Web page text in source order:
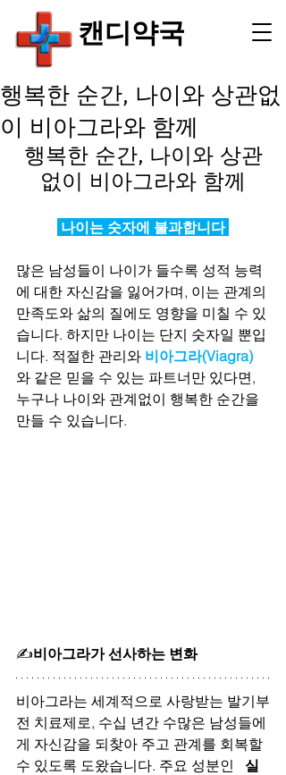
​캔디약국
행복한 순간, 나이와 상관없
이 비아그라와 함께
행복한 순간, 나이와 상관
없이 비아그라와 함께
나이는 숫자에 불과합니다
많은 남성들이 나이가 들수록 성적 능력
에 대한 자신감을 잃어가며, 이는 관계의
만족도와 삶의 질에도 영향을 미칠 수 있
습니다. 하지만 나이는 단지 숫자일 뿐입
니다. 적절한 관리와 비아그라(Viagra)
와 같은 믿을 수 있는 파트너만 있다면,
누구나 나이와 관계없이 행복한 순간을
만들 수 있습니다.
✍비아그라가 선사하는 변화
비아그라는 세계적으로 사랑받는 발기부
전 치료제로, 수십 년간 수많은 남성들에
게 자신감을 되찾아 주고 관계를 회복할
수 있도록 도왔습니다. 주요 성분인 실